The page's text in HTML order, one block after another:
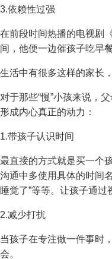
3.依赖性过强
在前段时间热播的电视剧
间，他便一边催孩子吃早
生活中有很多这样的家长
对于那些“慢”小孩来说，
形成内心真正的动力：
1.带孩子认识时间
最直接的方式就是买一个
沟通中多使用具体的时间
睡觉了”等等。让孩子通过
2.减少打扰
当孩子在专注做一件事时
会。